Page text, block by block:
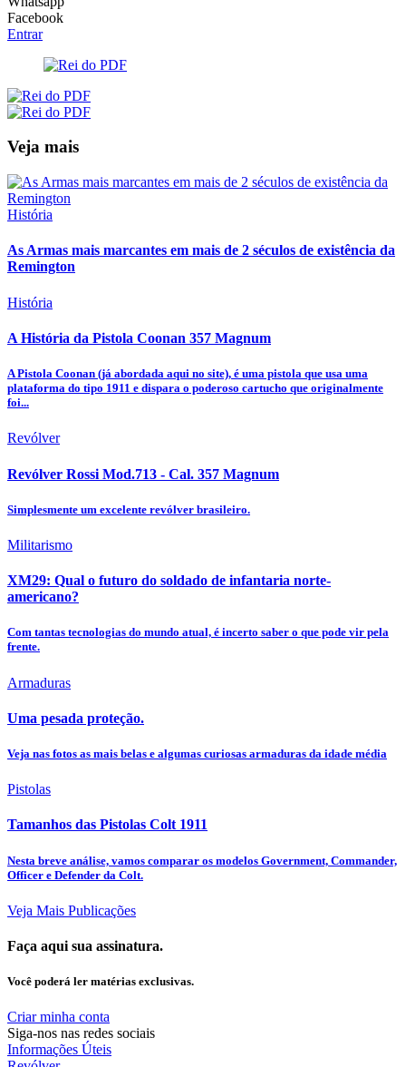
Facebook
Entrar
Veja mais
História
As Armas mais marcantes em mais de 2 séculos de existência da
Remington
História
A História da Pistola Coonan 357 Magnum
A Pistola Coonan (já abordada aqui no site), é uma pistola que usa uma
plataforma do tipo 1911 e dispara o poderoso cartucho que originalmente
foi...
Revólver
Revólver Rossi Mod.713 - Cal. 357 Magnum
Simplesmente um excelente revólver brasileiro.
Militarismo
XM29: Qual o futuro do soldado de infantaria norte-
americano?
Com tantas tecnologias do mundo atual, é incerto saber o que pode vir pela
frente.
Armaduras
Uma pesada proteção.
Veja nas fotos as mais belas e algumas curiosas armaduras da idade média
Pistolas
Tamanhos das Pistolas Colt 1911
Nesta breve análise, vamos comparar os modelos Government, Commander,
Officer e Defender da Colt.
Veja Mais Publicações
Faça aqui sua assinatura.
Você poderá ler matérias exclusivas.
Criar minha conta
Siga-nos nas redes sociais
Informações Úteis